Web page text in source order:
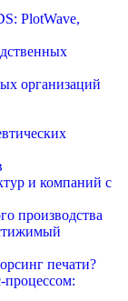
PlotWave,
организаций
и компаний с
производства
печати?
процессом: